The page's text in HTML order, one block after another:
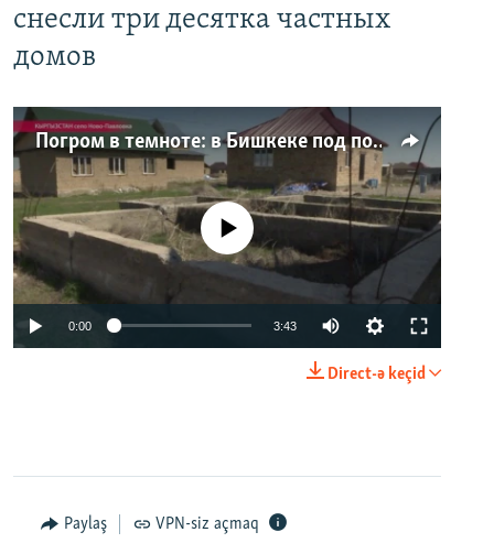
снесли три десятка частных
домов
Погром в темноте: в Бишкеке под покровом ночи неизвестные на тракторе снесли три десятка частных домов
No media source currently available
0:00 3:43
Direct-ə keçid
Paylaş VPN-siz açmaq